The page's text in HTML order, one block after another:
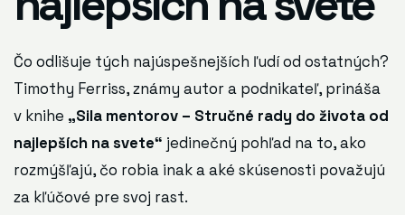
Čo odlišuje tých najúspešnejších ľudí od ostatných?
Timothy Ferriss, známy autor a podnikateľ, prináša
v knihe „Sila mentorov – Stručné rady do života od
najlepších na svete“ jedinečný pohľad na to, ako
rozmýšľajú, čo robia inak a aké skúsenosti považujú
za kľúčové pre svoj rast.